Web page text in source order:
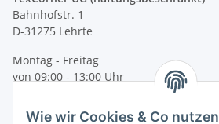
Bahnhofstr. 1
D-31275 Lehrte
Montag - Freitag
von 09:00 - 13:00 Uhr
Wie wir Cookies & Co nutzen